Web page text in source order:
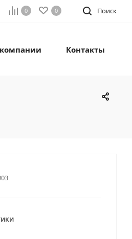
Поиск
0 0
Контакты